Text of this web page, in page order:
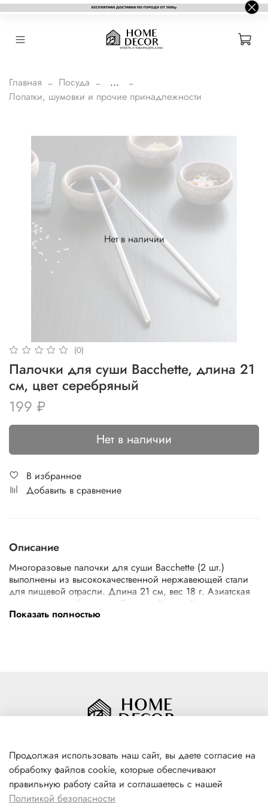
Главная Посуда
...
Лопатки, шумовки и прочие принадлежности
Нет в наличии
(0)
Палочки для суши Bacchette, длина 21
см, цвет серебряный
199 ₽
Нет в наличии
В избранное
Добавить в сравнение
Описание
Многоразовые палочки для суши Bacchette (2 шт.)
выполнены из высококачественной нержавеющей стали
для пищевой отрасли. Длина 21 см, вес 18 г. Азиатская
кухня, включая блюда из Японии, Кореи, Китая и
Вьетнама, набирает все большую популярность. Сегодня
Показать полностью
+7(996) 316 00 81
г. Якутск, ул. Лермонтова 102
Продолжая использовать наш сайт, вы даете согласие на
обработку файлов cookie, которые обеспечивают
правильную работу сайта и соглашаетесь с нашей
Политикой безопасности